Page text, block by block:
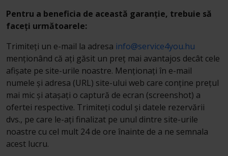
Pentru a beneficia de această garanție, trebuie să
faceți următoarele:
Trimiteți un e-mail la adresa info@service4you.hu
menționând că ați găsit un preț mai avantajos decât cele
afișate pe site-urile noastre. Menționați în e-mail
numele și adresa (URL) site-ului web care conține prețul
mai mic și atașați o captură de ecran (screenshot) a
ofertei respective. Trimiteți codul și datele rezervării
dvs., pe care le-ați finalizat pe unul dintre site-urile
noastre cu cel mult 24 de ore înainte de a ne semnala
acest lucru.